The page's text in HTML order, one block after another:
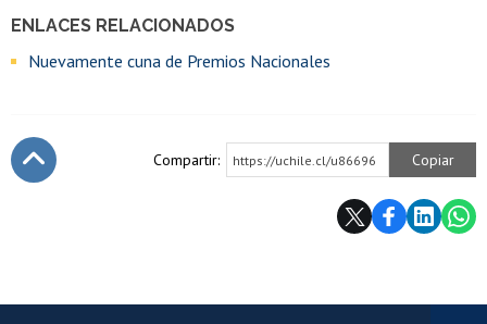
ENLACES RELACIONADOS
Nuevamente cuna de Premios Nacionales
Compartir: https://uchile.cl/u86696 Copiar